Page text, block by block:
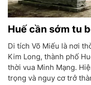
Huế cần sớm tu
Di tích Võ Miếu là nơi
Kim Long, thành phố
thời vua Minh Mạng.
trọng và nguy cơ trở